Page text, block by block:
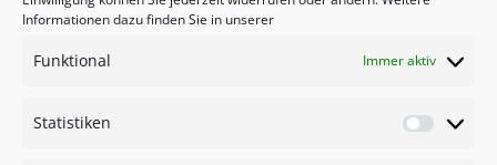
Informationen dazu finden Sie in unserer
Funktional Immer aktiv
Statistiken
17.00 – 22.00 Uhr